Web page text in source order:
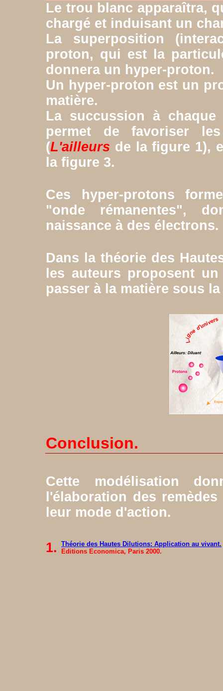
Le trou blanc apparaîtra,
chargé et induisant un
La superposition
proton, qui est la
donnera un hyper-proton.
Un hyper-proton est un
matière.
La succussion à
permet de favoriser
(L'ailleurs de la figure 1),
la figure 3.
Ces hyper-protons
"onde rémanentes",
naissance à des électrons.
Dans la théorie des
les auteurs proposent
passer à la matière sous
Conclusion.
Cette modélisation
l'élaboration des
leur mode d'action.
1. Théorie des Hautes Dilutions: Application au vivant.
Editions Economica, Paris 2000.